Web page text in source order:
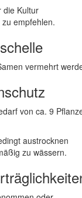
die Kultur
empfehlen.
vermehrt
von ca. 9
austrocknen
zu wässern.